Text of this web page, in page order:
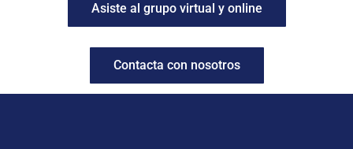
Asiste al grupo virtual y online
Contacta con nosotros